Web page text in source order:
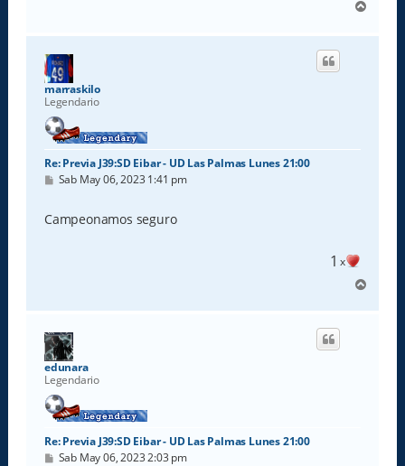
r
marraskilo
Legendario
Re: Previa J39:SD Eibar - UD Las Palmas Lunes 21:00
M
s
a
Sab May 06, 2023 1:41 pm
Campeonamos seguro
1 x
r
edunara
Legendario
Re: Previa J39:SD Eibar - UD Las Palmas Lunes 21:00
M
Sab May 06, 2023 2:03 pm